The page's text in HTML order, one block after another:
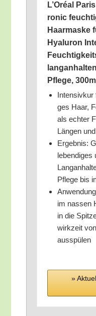
L’O­ré­al
ro­nic
Haar­mas­ke
Hyalu­ron
Pfle­ge, 300ml
ges Haar,
als ech­ter
Län­gen
Ergeb­nis:
leben­di­ges
Pfle­ge bis
im nas­sen
in die
wirk­zeit
ausspülen
»